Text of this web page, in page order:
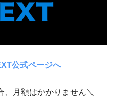
公式ページへ
、月額はかかりません＼